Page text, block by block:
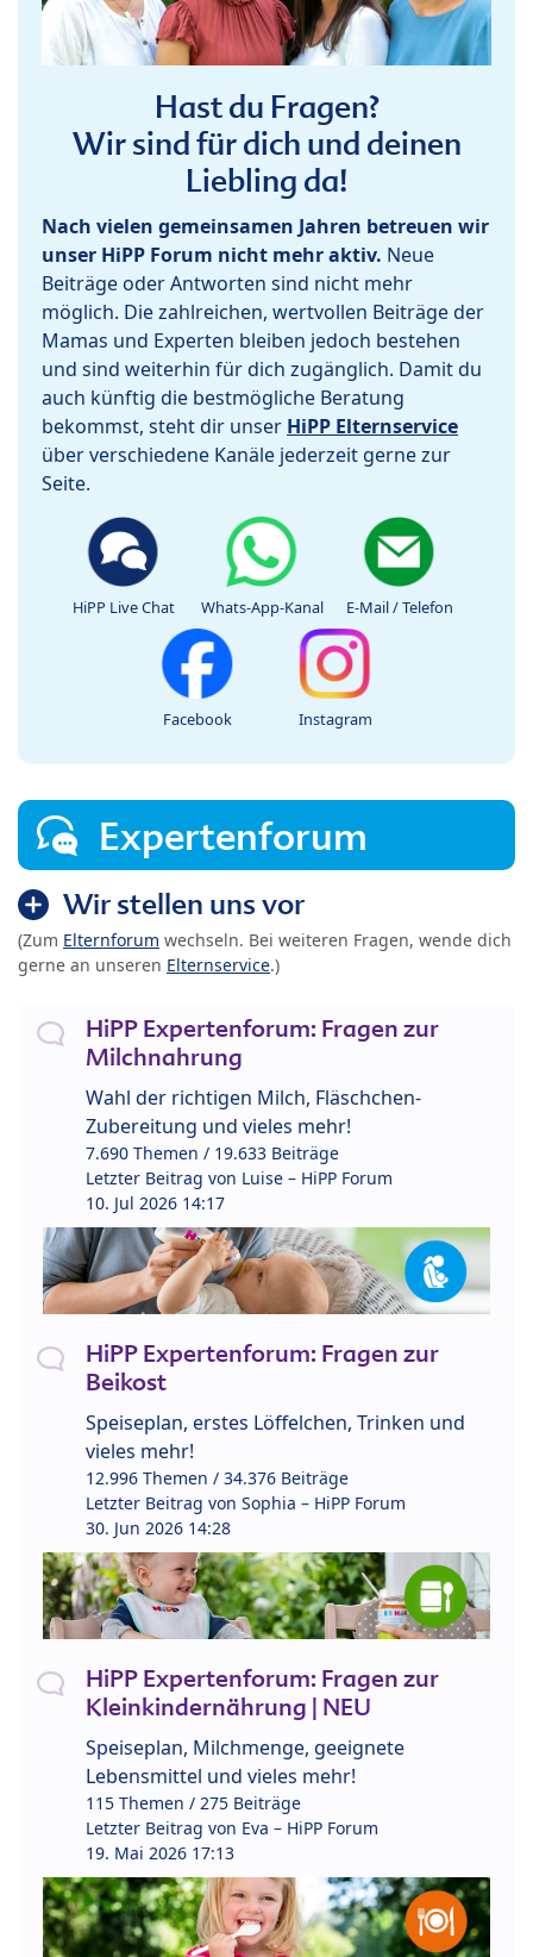
Hast du Fragen?
Wir sind für dich und deinen
Liebling da!
Nach vielen gemeinsamen Jahren betreuen wir
unser HiPP Forum nicht mehr aktiv. Neue
Beiträge oder Antworten sind nicht mehr
möglich. Die zahlreichen, wertvollen Beiträge der
Mamas und Experten bleiben jedoch bestehen
und sind weiterhin für dich zugänglich. Damit du
auch künftig die bestmögliche Beratung
bekommst, steht dir unser HiPP Elternservice
über verschiedene Kanäle jederzeit gerne zur
Seite.
HiPP Live Chat Whats-App-Kanal E-Mail / Telefon
Facebook Instagram
Expertenforum
Wir stellen uns vor
(Zum Elternforum wechseln. Bei weiteren Fragen, wende dich
gerne an unseren Elternservice.)
HiPP Expertenforum: Fragen zur
Milchnahrung
Wahl der richtigen Milch, Fläschchen-
Zubereitung und vieles mehr!
7.690 Themen / 19.633 Beiträge
Letzter Beitrag von Luise – HiPP Forum
10. Jul 2026 14:17
HiPP Expertenforum: Fragen zur
Beikost
Speiseplan, erstes Löffelchen, Trinken und
vieles mehr!
12.996 Themen / 34.376 Beiträge
Letzter Beitrag von Sophia – HiPP Forum
30. Jun 2026 14:28
HiPP Expertenforum: Fragen zur
Kleinkindernährung | NEU
Speiseplan, Milchmenge, geeignete
Lebensmittel und vieles mehr!
115 Themen / 275 Beiträge
Letzter Beitrag von Eva – HiPP Forum
19. Mai 2026 17:13